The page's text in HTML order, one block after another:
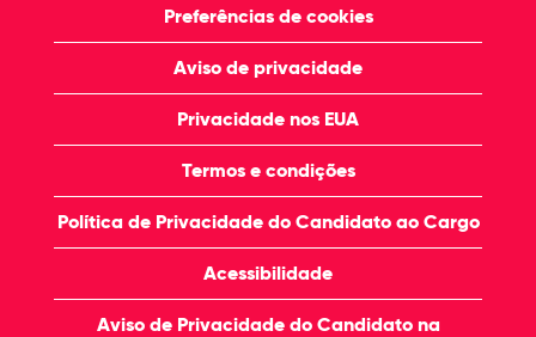
Preferências de cookies
Aviso de privacidade
Privacidade nos EUA
Termos e condições
Política de Privacidade do Candidato ao Cargo
Acessibilidade
Aviso de Privacidade do Candidato na